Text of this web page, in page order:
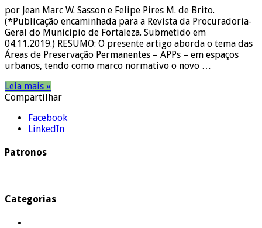
por Jean Marc W. Sasson e Felipe Pires M. de Brito.
(*Publicação encaminhada para a Revista da Procuradoria-
Geral do Município de Fortaleza. Submetido em
04.11.2019.) RESUMO: O presente artigo aborda o tema das
Áreas de Preservação Permanentes – APPs – em espaços
urbanos, tendo como marco normativo o novo …
Leia mais »
Compartilhar
Facebook
LinkedIn
Patronos
Categorias